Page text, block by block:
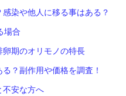
染や他人に移る事はある？
場合
期のオリモノの特長
？副作用や価格を調査！
不安な方へ